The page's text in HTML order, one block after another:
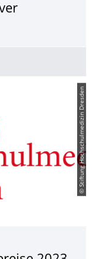
für &
© Stiftung Hochschulmedizin Dresden